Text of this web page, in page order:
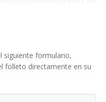
siguiente formulario,
folleto directamente en su